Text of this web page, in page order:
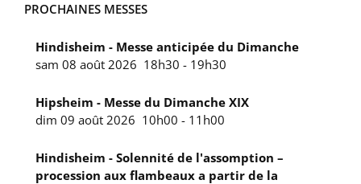
PROCHAINES MESSES
Hindisheim - Messe anticipée du Dimanche
sam 08 août 2026 18h30 - 19h30
Hipsheim - Messe du Dimanche XIX
dim 09 août 2026 10h00 - 11h00
Hindisheim - Solennité de l'assomption –
procession aux flambeaux a partir de la